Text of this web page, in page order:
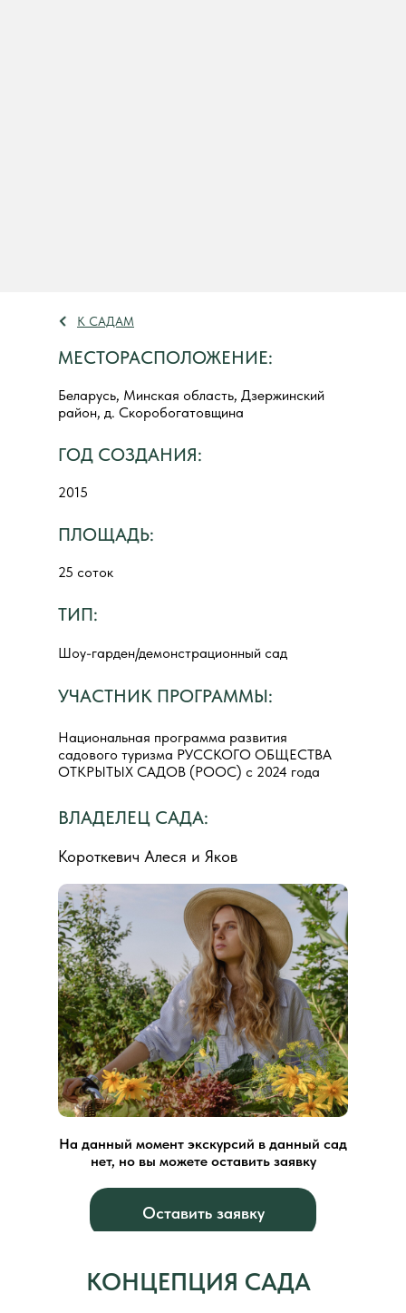
Беларусь, Минская область, Дзержинский
район, д. Скоробогатовщина
25 соток
Национальная программа развития
садового туризма РУССКОГО ОБЩЕСТВА
ОТКРЫТЫХ САДОВ (РООС) с 2024 года
2015
МЕСТОРАСПОЛОЖЕНИЕ:
ПЛОЩАДЬ:
ГОД СОЗДАНИЯ:
ТИП:
УЧАСТНИК ПРОГРАММЫ:
Шоу-гарден/демонстрационный сад
ВЛАДЕЛЕЦ САДА:
Короткевич Алеся и Яков
К САДАМ
На данный момент экскурсий в данный сад
нет, но вы можете оставить заявку
Оставить заявку
КОНЦЕПЦИЯ САДА